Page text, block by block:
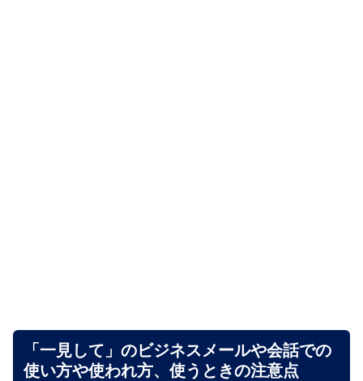
「一見して」のビジネスメールや会話での
使い方や使われ方、使うときの注意点